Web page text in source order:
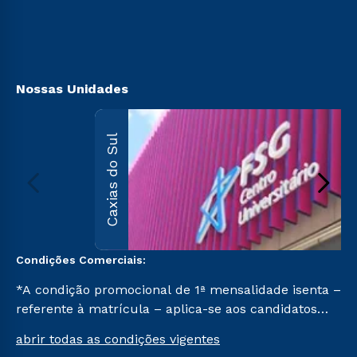
Nossas Unidades
Caxias do Sul
Condições Comerciais:
*A condição promocional de 1ª mensalidade isenta –
referente à matrícula – aplica-se aos candidatos
na prova on-line ou agendada, que ofertam bolsas
abrir todas as condições vigentes